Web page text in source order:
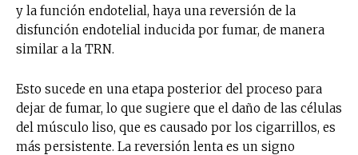
y la función endotelial, haya una reversión de la
disfunción endotelial inducida por fumar, de manera
similar a la TRN.
Esto sucede en una etapa posterior del proceso para
dejar de fumar, lo que sugiere que el daño de las células
del músculo liso, que es causado por los cigarrillos, es
más persistente. La reversión lenta es un signo